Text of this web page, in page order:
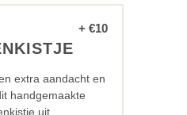
+ €10
extra aandacht en
handgemaakte
uit